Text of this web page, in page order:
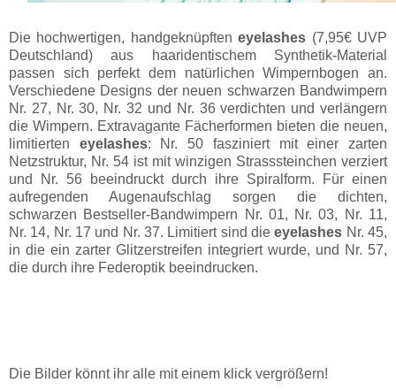
Die hochwertigen, handgeknüpfteneyelashes (7,95€ UVP
Deutschland) aus haaridentischem Synthetik-Material
passen sich perfekt dem natürlichen Wimpernbogen an.
Verschiedene Designs der neuen schwarzen Bandwimpern
Nr. 27, Nr. 30, Nr. 32 und Nr. 36 verdichten und verlängern
die Wimpern. Extravagante Fächerformen bieten die neuen,
limitierten eyelashes: Nr. 50 fasziniert mit einer zarten
Netzstruktur, Nr. 54 ist mit winzigen Strasssteinchen verziert
und Nr. 56 beeindruckt durch ihre Spiralform. Für einen
aufregenden Augenaufschlag sorgen die dichten,
schwarzen Bestseller-Bandwimpern Nr. 01, Nr. 03, Nr. 11,
Nr. 14, Nr. 17 und Nr. 37. Limitiert sind dieeyelashes Nr. 45,
in die ein zarter Glitzerstreifen integriert wurde, und Nr. 57,
die durch ihre Federoptik beeindrucken.
Die Bilder könnt ihr alle mit einem klick vergrößern!